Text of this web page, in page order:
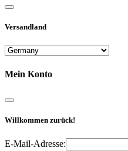
Versandland
Mein Konto
Willkommen zurück!
E-Mail-Adresse: